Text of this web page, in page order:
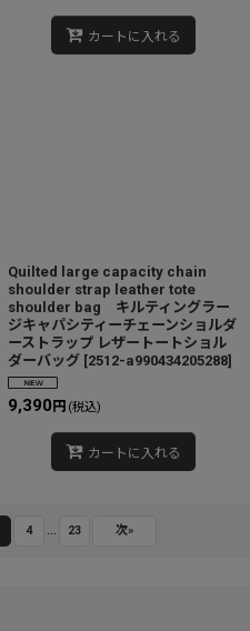
カートに入れる
Quilted large capacity chain
shoulder strap leather tote
shoulder bag キルティングラー
ジキャパシティーチェーンショルダ
ーストラップ レザートートショル
ダーバッグ [2512-a990434205288]
9,390 円 (税込)
カートに入れる
4 23 次»